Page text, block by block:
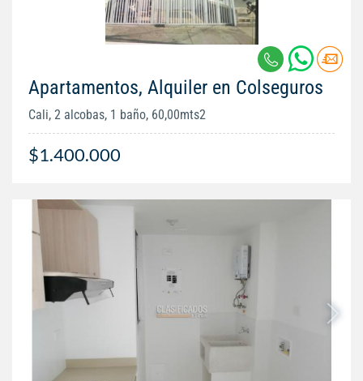
Apartamentos, Alquiler en Colseguros
Cali, 2 alcobas, 1 baño, 60,00mts2
$1.400.000